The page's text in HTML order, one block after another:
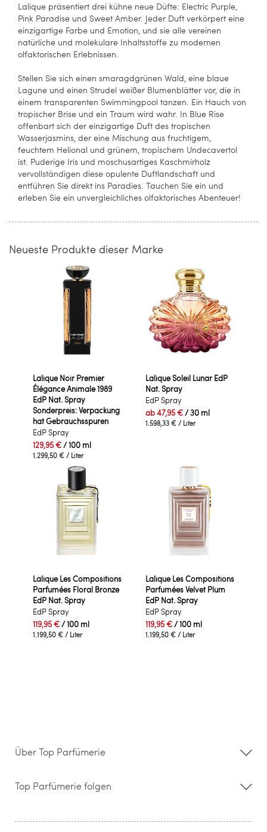
Lalique präsentiert drei kühne neue Düfte: Electric Purple,
Pink Paradise und Sweet Amber. Jeder Duft verkörpert eine
einzigartige Farbe und Emotion, und sie alle vereinen
natürliche und molekulare Inhaltsstoffe zu modernen
olfaktorischen Erlebnissen.
Stellen Sie sich einen smaragdgrünen Wald, eine blaue
Lagune und einen Strudel weißer Blumenblätter vor, die in
einem transparenten Swimmingpool tanzen. Ein Hauch von
tropischer Brise und ein Traum wird wahr. In Blue Rise
offenbart sich der einzigartige Duft des tropischen
Wasserjasmins, der eine Mischung aus fruchtigem,
feuchtem Helional und grünem, tropischem Undecavertol
ist. Puderige Iris und moschusartiges Kaschmirholz
vervollständigen diese opulente Duftlandschaft und
entführen Sie direkt ins Paradies. Tauchen Sie ein und
erleben Sie ein unvergleichliches olfaktorisches Abenteuer!
Neueste Produkte dieser Marke
Lalique Noir Premier
Élégance Animale 1989
EdP Nat. Spray
Sonderpreis: Verpackung
hat Gebrauchsspuren
EdP Spray
129,95 €/ 100 ml
1.299,50 € / Liter
Lalique Soleil Lunar EdP
Nat. Spray
EdP Spray
ab47,95 €/ 30 ml
1.598,33 € / Liter
Lalique Les Compositions
Parfumées Floral Bronze
EdP Nat. Spray
EdP Spray
119,95 €/ 100 ml
1.199,50 € / Liter
Lalique Les Compositions
Parfumées Velvet Plum
EdP Nat. Spray
EdP Spray
119,95 €/ 100 ml
1.199,50 € / Liter
Über Top Parfümerie
Storefinder
Kontakt
Top Parfümerie folgen